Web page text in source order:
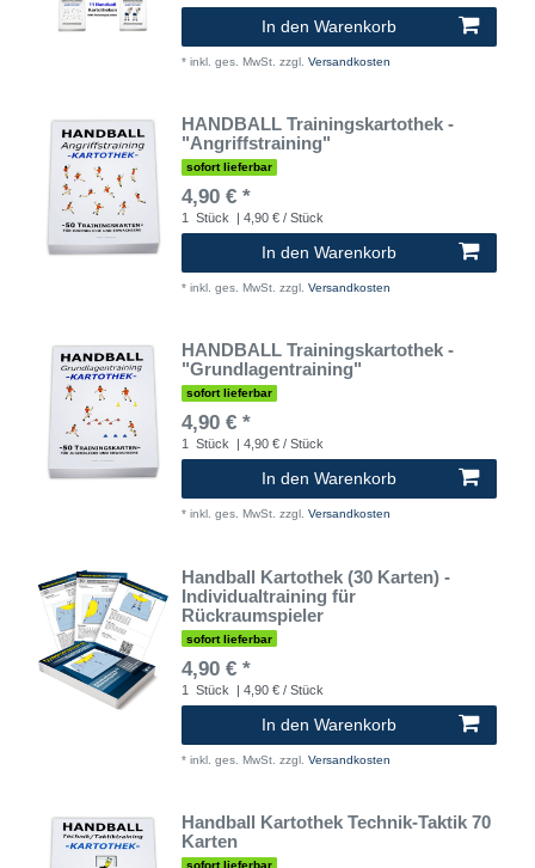
In den Warenkorb
* inkl. ges. MwSt. zzgl. Versandkosten
HANDBALL Trainingskartothek -
"Angriffstraining"
sofort lieferbar
4,90 € *
1 Stück | 4,90 € / Stück
In den Warenkorb
* inkl. ges. MwSt. zzgl. Versandkosten
HANDBALL Trainingskartothek -
"Grundlagentraining"
sofort lieferbar
4,90 € *
1 Stück | 4,90 € / Stück
In den Warenkorb
* inkl. ges. MwSt. zzgl. Versandkosten
Handball Kartothek (30 Karten) -
Individualtraining für
Rückraumspieler
sofort lieferbar
4,90 € *
1 Stück | 4,90 € / Stück
In den Warenkorb
* inkl. ges. MwSt. zzgl. Versandkosten
Handball Kartothek Technik-Taktik 70
Karten
sofort lieferbar